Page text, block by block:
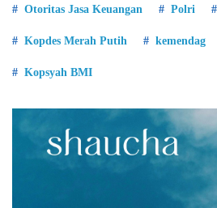
Otoritas Jasa Keuangan Polri
Kopdes Merah Putih kemendag
Kopsyah BMI